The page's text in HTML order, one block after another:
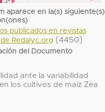
aparece en la(s) siguiente(s)
publicados en revistas
Redalyc.org
[4450]
del Documento
ante la variabilidad
los cultivos de maíz Zea